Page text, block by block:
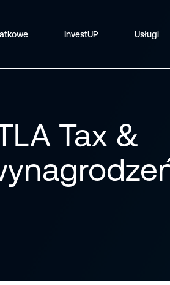
InvestUP Usługi
Tax &